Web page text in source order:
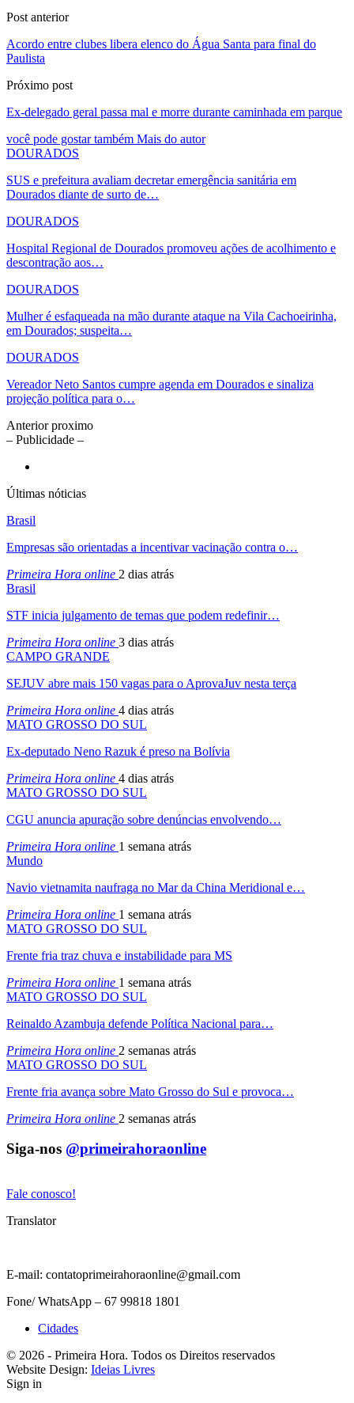
Post anterior
Acordo entre clubes libera elenco do Água Santa para final do
Paulista
Próximo post
Ex-delegado geral passa mal e morre durante caminhada em parque
você pode gostar também Mais do autor
DOURADOS
SUS e prefeitura avaliam decretar emergência sanitária em
Dourados diante de surto de…
DOURADOS
Hospital Regional de Dourados promoveu ações de acolhimento e
descontração aos…
DOURADOS
Mulher é esfaqueada na mão durante ataque na Vila Cachoeirinha,
em Dourados; suspeita…
DOURADOS
Vereador Neto Santos cumpre agenda em Dourados e sinaliza
projeção política para o…
Anteriorproximo
– Publicidade –
Últimas nóticias
Brasil
Empresas são orientadas a incentivar vacinação contra o…
Primeira Hora online 2 dias atrás
Brasil
STF inicia julgamento de temas que podem redefinir…
Primeira Hora online 3 dias atrás
CAMPO GRANDE
SEJUV abre mais 150 vagas para o AprovaJuv nesta terça
Primeira Hora online 4 dias atrás
MATO GROSSO DO SUL
Ex-deputado Neno Razuk é preso na Bolívia
Primeira Hora online 4 dias atrás
MATO GROSSO DO SUL
CGU anuncia apuração sobre denúncias envolvendo…
Primeira Hora online 1 semana atrás
Mundo
Navio vietnamita naufraga no Mar da China Meridional e…
Primeira Hora online 1 semana atrás
MATO GROSSO DO SUL
Frente fria traz chuva e instabilidade para MS
Primeira Hora online 1 semana atrás
MATO GROSSO DO SUL
Reinaldo Azambuja defende Política Nacional para…
Primeira Hora online 2 semanas atrás
MATO GROSSO DO SUL
Frente fria avança sobre Mato Grosso do Sul e provoca…
Primeira Hora online 2 semanas atrás
Siga-nos @primeirahoraonline
Fale conosco!
Translator
E-mail: contatoprimeirahoraonline@gmail.com
Fone/ WhatsApp – 67 99818 1801
Cidades
© 2026 - Primeira Hora. Todos os Direitos reservados
Website Design: Ideias Livres
Sign in